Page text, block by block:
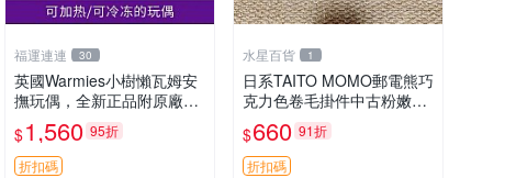
福運連連 30
英國Warmies小樹懶瓦姆安
撫玩偶，全新正品附原廠吊
牌與防塵袋，內藏薰衣草可
加熱，適合各個年齡層，冷
暖兩用享受抱抱樂趣，不容
$1,560 95折
折扣碼
水星百貨 1
日系TAITO MOMO郵電熊巧
克力色卷毛掛件中古粉嫩玩
偶微瑕推薦 postpet momo
郵電熊 中古玩偶
$660 91折
折扣碼